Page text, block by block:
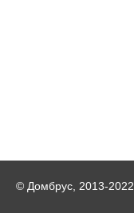
© Домбрус, 2013-2022